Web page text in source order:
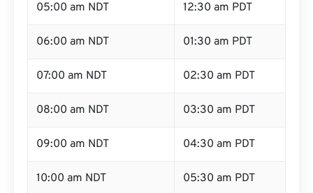
05:00 am NDT 12:30 am PDT
06:00 am NDT 01:30 am PDT
07:00 am NDT 02:30 am PDT
08:00 am NDT 03:30 am PDT
09:00 am NDT 04:30 am PDT
10:00 am NDT 05:30 am PDT